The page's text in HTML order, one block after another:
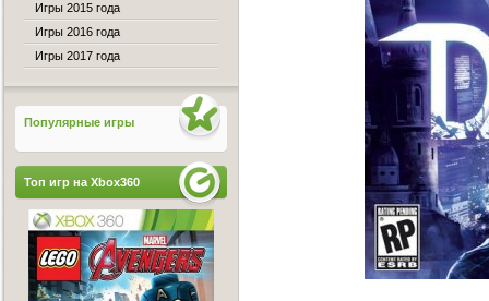
Игры 2015 года
Игры 2016 года
Игры 2017 года
Популярные игры
Топ игр на Xbox360